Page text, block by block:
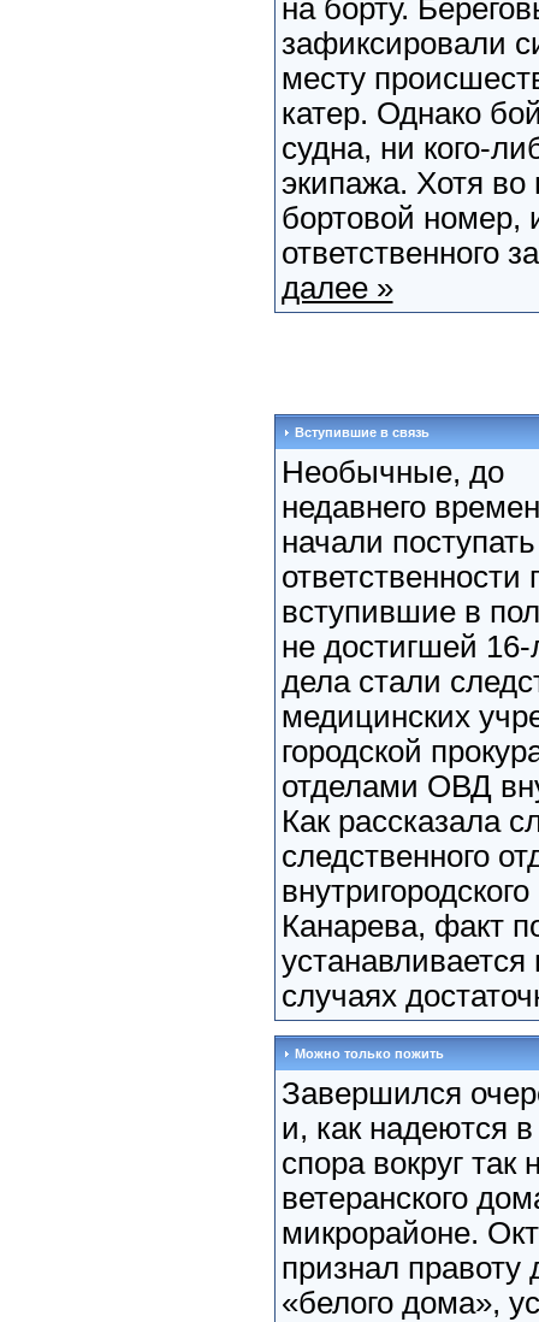
на борту.
зафиксировали
месту
катер. Однако
судна, ни кого-
экипажа. Хотя во
бортовой
ответственного
далее »
Вступившие в связь
Необычные, до
недавнего
начали
вступившие в
не достигшей 16-
дела стали
медицинских
городской
отделами ОВД
Как рассказала
следственного
Канарева, факт
случаях
Можно только пожить
Завершился
и, как надеются
спора вокруг так
ветеранского
микрорайоне.
признал правоту
«белого дома»,